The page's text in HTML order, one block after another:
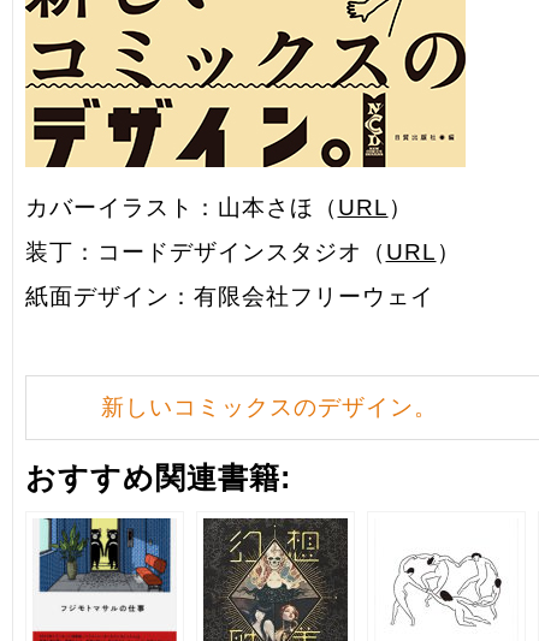
カバーイラスト：山本さほ（ URL ）
装丁：コードデザインスタジオ（ URL ）
紙面デザイン：有限会社フリーウェイ
新しいコミックスのデザイン。
おすすめ関連書籍: